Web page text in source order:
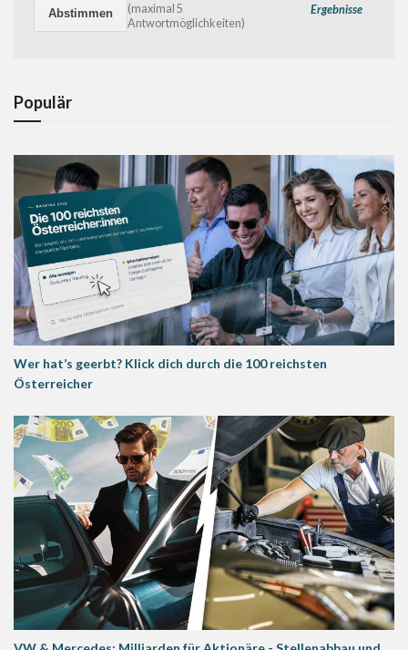
Ergebnisse
(maximal 5
Antwortmöglichkeiten)
Populär
Wer hat’s geerbt? Klick dich durch die 100 reichsten
Österreicher